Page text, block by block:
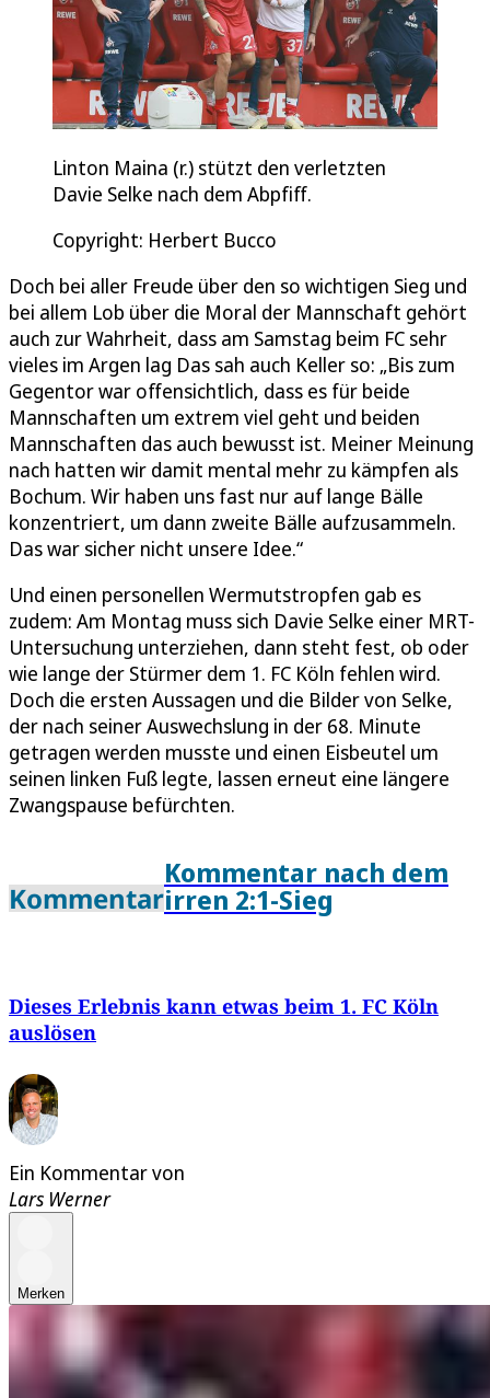
Linton Maina (r.) stützt den verletzten
Davie Selke nach dem Abpfiff.
Copyright: Herbert Bucco
Doch bei aller Freude über den so wichtigen Sieg und
bei allem Lob über die Moral der Mannschaft gehört
auch zur Wahrheit, dass am Samstag beim FC sehr
vieles im Argen lag Das sah auch Keller so: „Bis zum
Gegentor war offensichtlich, dass es für beide
Mannschaften um extrem viel geht und beiden
Mannschaften das auch bewusst ist. Meiner Meinung
nach hatten wir damit mental mehr zu kämpfen als
Bochum. Wir haben uns fast nur auf lange Bälle
konzentriert, um dann zweite Bälle aufzusammeln.
Das war sicher nicht unsere Idee.“
Und einen personellen Wermutstropfen gab es
zudem: Am Montag muss sich Davie Selke einer MRT-
Untersuchung unterziehen, dann steht fest, ob oder
wie lange der Stürmer dem 1. FC Köln fehlen wird.
Doch die ersten Aussagen und die Bilder von Selke,
der nach seiner Auswechslung in der 68. Minute
getragen werden musste und einen Eisbeutel um
seinen linken Fuß legte, lassen erneut eine längere
Zwangspause befürchten.
Kommentar
Kommentar nach dem
irren 2:1-Sieg
Dieses Erlebnis kann etwas beim 1. FC Köln
auslösen
Ein Kommentar von
Lars Werner
Merken